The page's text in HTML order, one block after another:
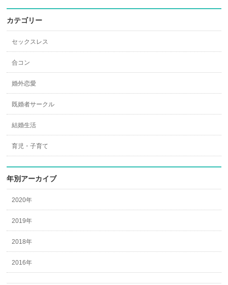
カテゴリー
セックスレス
合コン
婚外恋愛
既婚者サークル
結婚生活
育児・子育て
年別アーカイブ
2020年
2019年
2018年
2016年